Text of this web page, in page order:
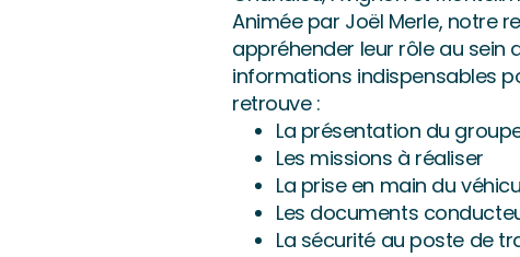
Animée par Joël Merle, notre
appréhender leur rôle au sein
informations indispensables
retrouve :
La présentation du
Les missions à réaliser
La prise en main du
Les documents
La sécurité au poste de